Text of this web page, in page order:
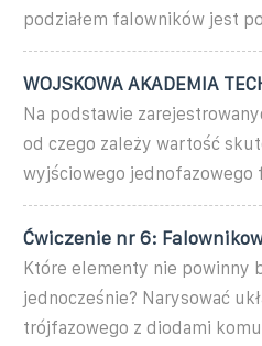
podziałem falowników jest
WOJSKOWA AKADEMIA
Na podstawie
od czego zależy wartość
wyjściowego jednofazowego
Ćwiczenie nr 6:
Które elementy nie powinny
jednocześnie? Narysować
trójfazowego z diodami